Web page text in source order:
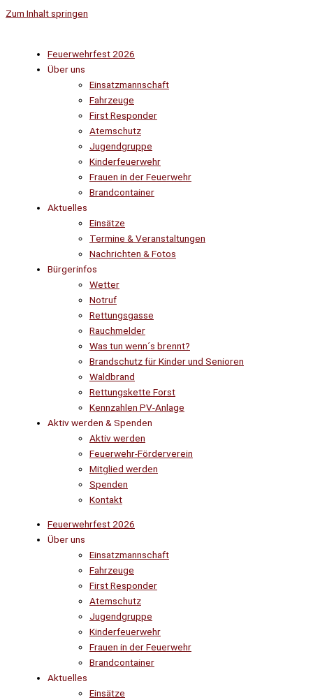
Zum Inhalt springen
Feuerwehrfest 2026
Über uns
Einsatzmannschaft
Fahrzeuge
First Responder
Atemschutz
Jugendgruppe
Kinderfeuerwehr
Frauen in der Feuerwehr
Brandcontainer
Aktuelles
Einsätze
Termine & Veranstaltungen
Nachrichten & Fotos
Bürgerinfos
Wetter
Notruf
Rettungsgasse
Rauchmelder
Was tun wenn´s brennt?
Brandschutz für Kinder und Senioren
Waldbrand
Rettungskette Forst
Kennzahlen PV-Anlage
Aktiv werden & Spenden
Aktiv werden
Feuerwehr-Förderverein
Mitglied werden
Spenden
Kontakt
Feuerwehrfest 2026
Über uns
Einsatzmannschaft
Fahrzeuge
First Responder
Atemschutz
Jugendgruppe
Kinderfeuerwehr
Frauen in der Feuerwehr
Brandcontainer
Aktuelles
Einsätze